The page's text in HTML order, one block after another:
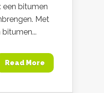
een bitumen
Met
Read More